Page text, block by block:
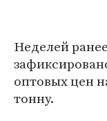
Неделей
оптовых цен
тонну.